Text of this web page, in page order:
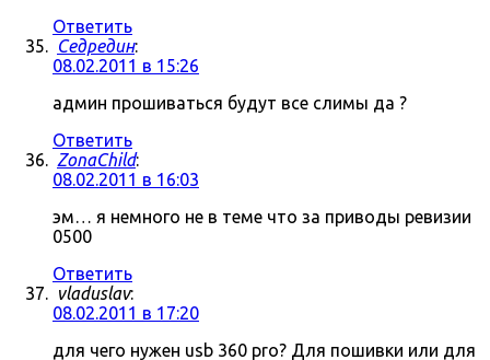
Ответить
Седредин:
08.02.2011 в 15:26
админ прошиваться будут все слимы да ?
Ответить
ZonaChild:
08.02.2011 в 16:03
эм… я немного не в теме что за приводы ревизии
0500
Ответить
vladuslav:
08.02.2011 в 17:20
для чего нужен usb 360 pro? Для пошивки или для